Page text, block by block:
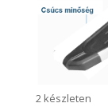
2 készleten